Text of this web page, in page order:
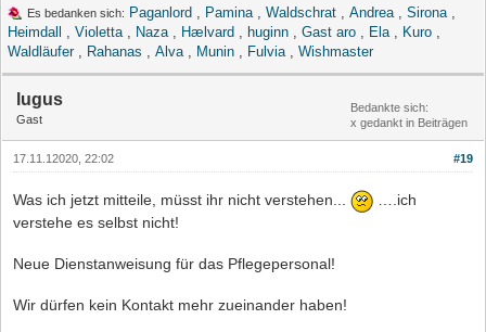
Es bedanken sich: Paganlord , Pamina, Waldschrat , Andrea, Sirona,
Heimdall
, Violetta, Naza, Hælvard , huginn , Gast aro , Ela, Kuro ,
Waldläufer, Rahanas , Alva, Munin , Fulvia, Wishmaster
lugus
Gast
Bedankte sich:
x gedankt in Beiträgen
#19
17.11.12020, 22:02
Was ich jetzt mitteile, müsst ihr nicht verstehen...
….ich
verstehe es selbst nicht!
Neue Dienstanweisung für das Pflegepersonal!
Wir dürfen kein Kontakt mehr zueinander haben!